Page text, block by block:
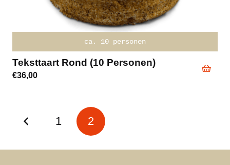
ca. 10 personen
Teksttaart Rond (10 Personen)
€36,00
1 2